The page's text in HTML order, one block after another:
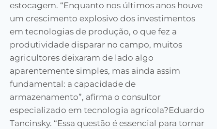
estocagem. “Enquanto nos últimos anos houve
um crescimento explosivo dos investimentos
em tecnologias de produção, o que fez a
produtividade disparar no campo, muitos
agricultores deixaram de lado algo
aparentemente simples, mas ainda assim
fundamental: a capacidade de
armazenamento”, afirma o consultor
especializado em tecnologia agrícola?Eduardo
Tancinsky. “Essa questão é essencial para tornar